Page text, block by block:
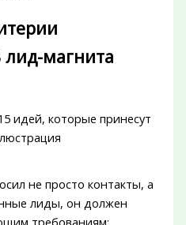
лид-магнита
не просто контакты, а
лиды, он должен
требованиям: